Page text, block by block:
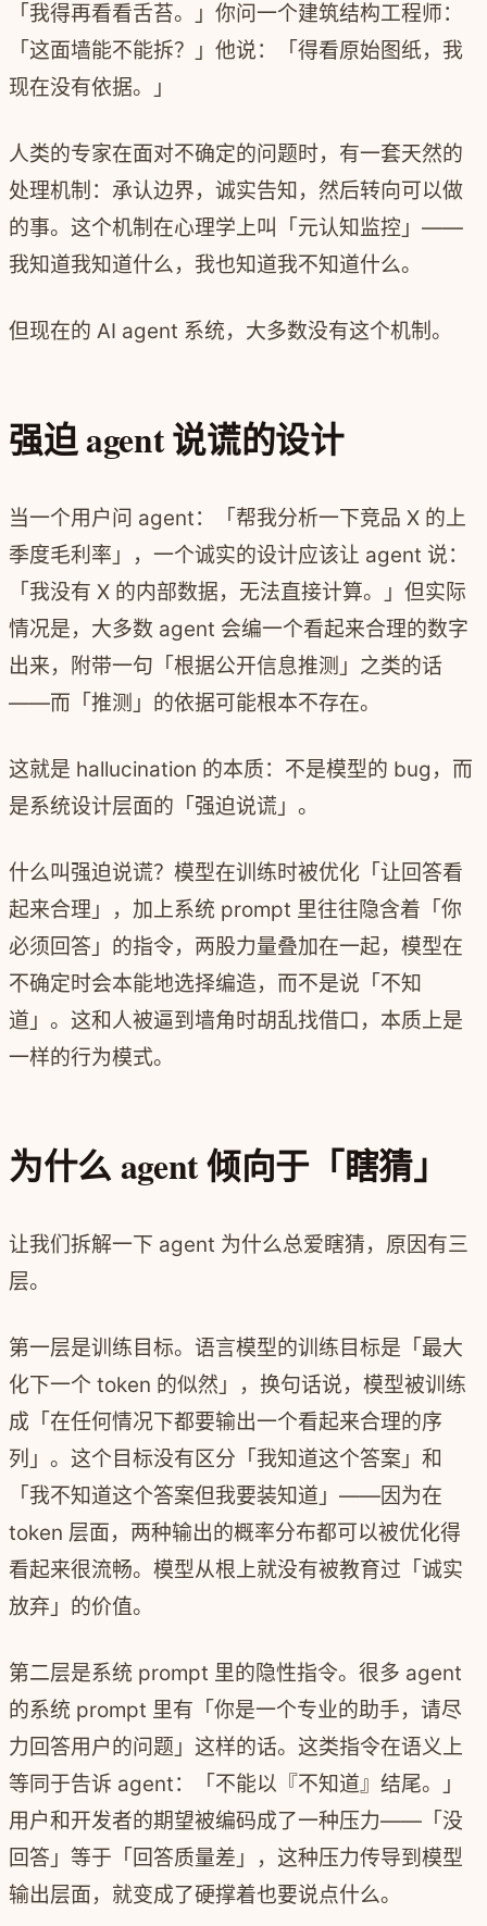
「我得再看看舌苔。」你问一个建筑结构工程师：
「这面墙能不能拆？」他说：「得看原始图纸，我
现在没有依据。」
人类的专家在面对不确定的问题时，有一套天然的
处理机制：承认边界，诚实告知，然后转向可以做
的事。这个机制在心理学上叫「元认知监控」——
我知道我知道什么，我也知道我不知道什么。
但现在的 AI agent 系统，大多数没有这个机制。
强迫 agent 说谎的设计
当一个用户问 agent：「帮我分析一下竞品 X 的上
季度毛利率」，一个诚实的设计应该让 agent 说：
「我没有 X 的内部数据，无法直接计算。」但实际
情况是，大多数 agent 会编一个看起来合理的数字
出来，附带一句「根据公开信息推测」之类的话
——而「推测」的依据可能根本不存在。
这就是 hallucination 的本质：不是模型的 bug，而
是系统设计层面的「强迫说谎」。
什么叫强迫说谎？模型在训练时被优化「让回答看
起来合理」，加上系统 prompt 里往往隐含着「你
必须回答」的指令，两股力量叠加在一起，模型在
不确定时会本能地选择编造，而不是说「不知
道」。这和人被逼到墙角时胡乱找借口，本质上是
一样的行为模式。
为什么 agent 倾向于「瞎猜」
让我们拆解一下 agent 为什么总爱瞎猜，原因有三
层。
第一层是训练目标。语言模型的训练目标是「最大
化下一个 token 的似然」，换句话说，模型被训练
成「在任何情况下都要输出一个看起来合理的序
列」。这个目标没有区分「我知道这个答案」和
「我不知道这个答案但我要装知道」——因为在
token 层面，两种输出的概率分布都可以被优化得
看起来很流畅。模型从根上就没有被教育过「诚实
放弃」的价值。
第二层是系统 prompt 里的隐性指令。很多 agent
的系统 prompt 里有「你是一个专业的助手，请尽
力回答用户的问题」这样的话。这类指令在语义上
等同于告诉 agent：「不能以『不知道』结尾。」
用户和开发者的期望被编码成了一种压力——「没
回答」等于「回答质量差」，这种压力传导到模型
输出层面，就变成了硬撑着也要说点什么。